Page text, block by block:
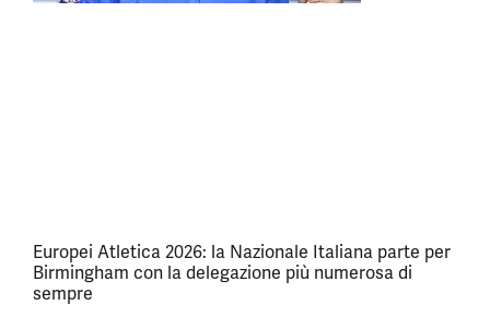
Europei Atletica 2026: la Nazionale Italiana parte per
Birmingham con la delegazione più numerosa di
sempre